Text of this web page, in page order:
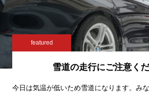
featured
雪道の走行にご注意く
今日は気温が低いため雪道になります。み